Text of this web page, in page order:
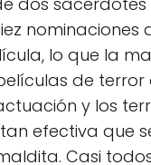
nominaciones
lo que la
de terror
y los
efectiva que
Casi